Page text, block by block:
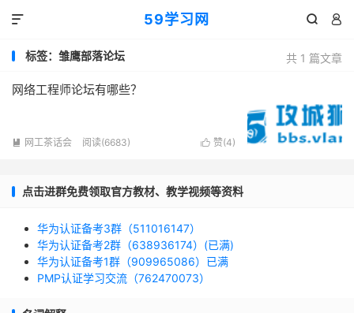
59学习网  

共 1 篇文章
标签：雏鹰部落论坛
网络工程师论坛有哪些？
 赞(4)
 网工茶话会 阅读(6683)
点击进群免费领取官方教材、教学视频等资料
华为认证备考3群（511016147）
华为认证备考2群（638936174）(已满)
华为认证备考1群（909965086）已满
PMP认证学习交流（762470073）